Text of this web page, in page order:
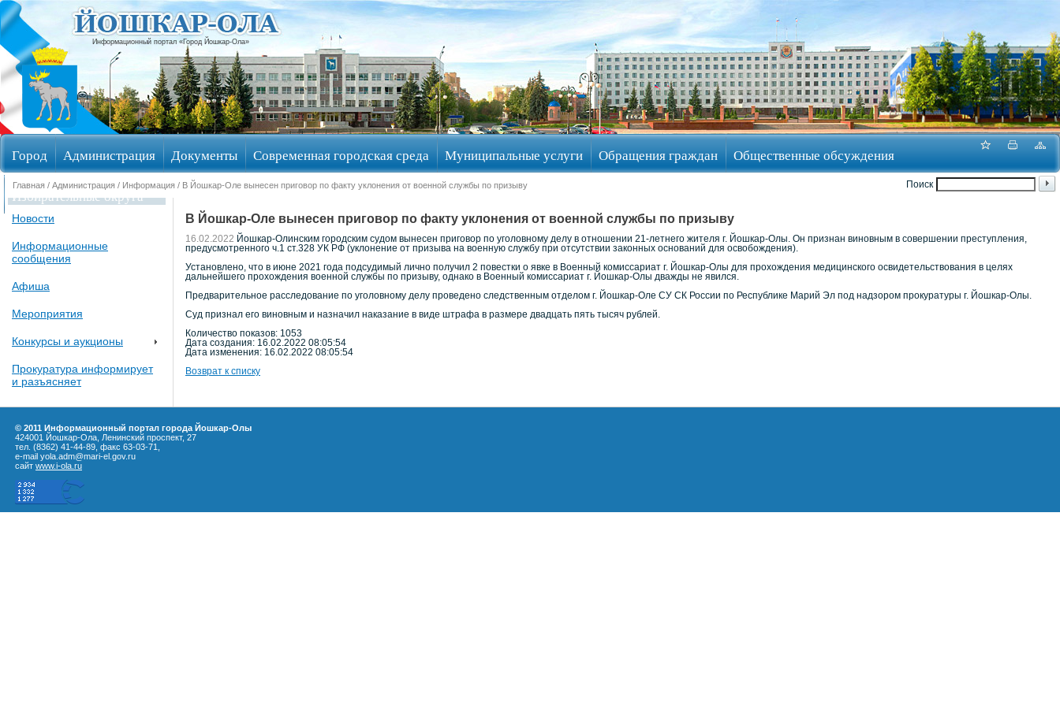
Информационный портал «Город Йошкар-Ола»
Город Администрация Документы Современная городская среда Муниципальные услуги Обращения граждан Общественные обсуждения
Избирательные округа
Поиск
Главная / Администрация / Информация / В Йошкар-Оле вынесен приговор по факту уклонения от военной службы по призыву
Новости
Информационные
сообщения
Афиша
Мероприятия
Конкурсы и аукционы
Прокуратура информирует
и разъясняет
В Йошкар-Оле вынесен приговор по факту уклонения от военной службы по призыву
16.02.2022 Йошкар-Олинским городским судом вынесен приговор по уголовному делу в отношении 21-летнего жителя г. Йошкар-Олы. Он признан виновным в совершении преступления,
предусмотренного ч.1 ст.328 УК РФ (уклонение от призыва на военную службу при отсутствии законных оснований для освобождения).
Установлено, что в июне 2021 года подсудимый лично получил 2 повестки о явке в Военный комиссариат г. Йошкар-Олы для прохождения медицинского освидетельствования в целях
дальнейшего прохождения военной службы по призыву, однако в Военный комиссариат г. Йошкар-Олы дважды не явился.
Предварительное расследование по уголовному делу проведено следственным отделом г. Йошкар-Оле СУ СК России по Республике Марий Эл под надзором прокуратуры г. Йошкар-Олы.
Суд признал его виновным и назначил наказание в виде штрафа в размере двадцать пять тысяч рублей.
Количество показов: 1053
Дата создания: 16.02.2022 08:05:54
Дата изменения: 16.02.2022 08:05:54
Возврат к списку
© 2011 Информационный портал города Йошкар-Олы
424001 Йошкар-Ола, Ленинский проспект, 27
тел. (8362) 41-44-89, факс 63-03-71,
e-mail yola.adm@mari-el.gov.ru
сайт www.i-ola.ru